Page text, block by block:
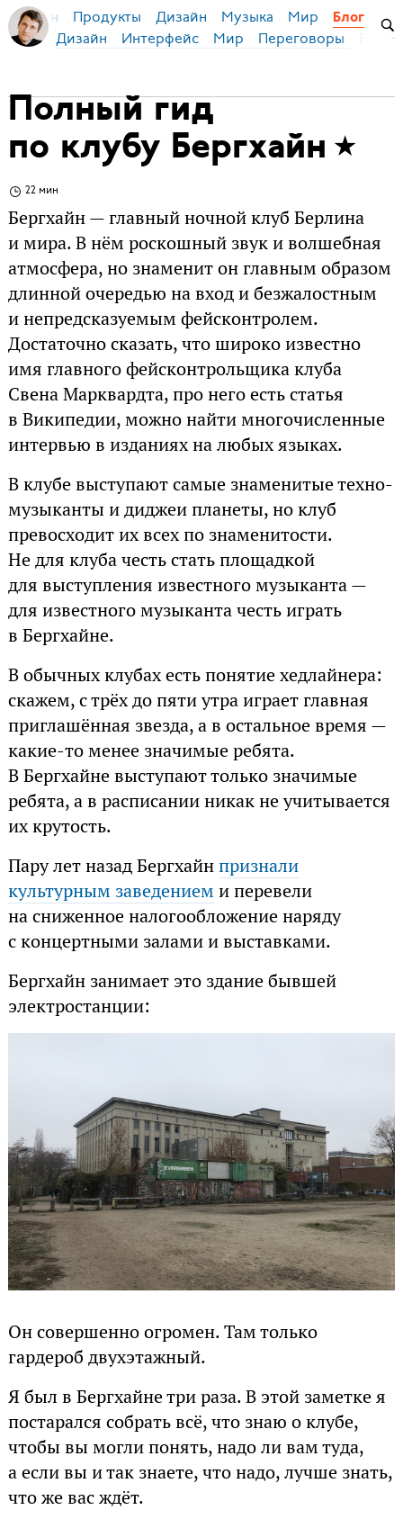
Бирман Продукты Дизайн Музыка Мир Блог
Дизайн Интерфейс Мир Переговоры
Полный гид
по клубу Бергхайн
22 мин
Бергхайн — главный ночной клуб Берлина
и мира. В нём роскошный звук и волшебная
атмосфера, но знаменит он главным образом
длинной очередью на вход и безжалостным
и непредсказуемым фейсконтролем.
Достаточно сказать, что широко известно
имя главного фейсконтрольщика клуба
Свена Марквардта, про него есть статья
в Википедии, можно найти многочисленные
интервью в изданиях на любых языках.
В клубе выступают самые знаменитые техно-
музыканты и диджеи планеты, но клуб
превосходит их всех по знаменитости.
Не для клуба честь стать площадкой
для выступления известного музыканта —
для известного музыканта честь играть
в Бергхайне.
В обычных клубах есть понятие хедлайнера:
скажем, с трёх до пяти утра играет главная
приглашённая звезда, а в остальное время —
какие-то менее значимые ребята.
В Бергхайне выступают только значимые
ребята, а в расписании никак не учитывается
их крутость.
Пару лет назад Бергхайнпризнали
культурным заведением и перевели
на сниженное налогообложение наряду
с концертными залами и выставками.
Бергхайн занимает это здание бывшей
электростанции:
Он совершенно огромен. Там только
гардероб двухэтажный.
Я был в Бергхайне три раза. В этой заметке я
постарался собрать всё, что знаю о клубе,
чтобы вы могли понять, надо ли вам туда,
а если вы и так знаете, что надо, лучше знать,
что же вас ждёт.